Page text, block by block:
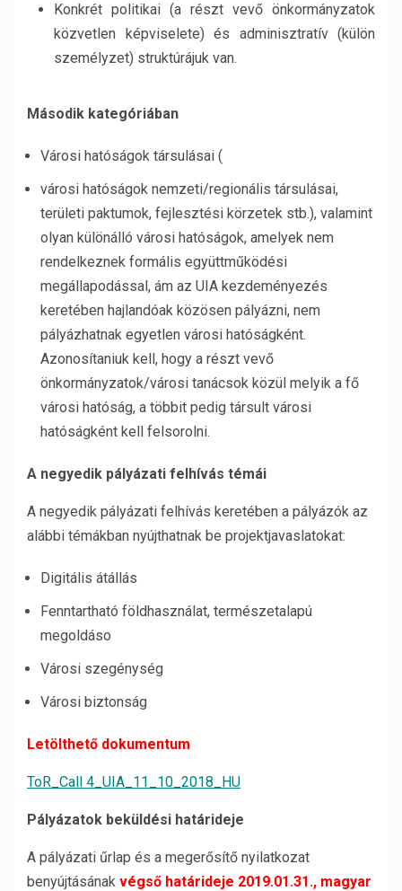
Konkrét politikai (a részt vevő önkormányzatok
közvetlen képviselete) és adminisztratív (külön
személyzet) struktúrájuk van.
Második kategóriában
Városi hatóságok társulásai (
városi hatóságok nemzeti/regionális társulásai,
területi paktumok, fejlesztési körzetek stb.), valamint
olyan különálló városi hatóságok, amelyek nem
rendelkeznek formális együttműködési
megállapodással, ám az UIA kezdeményezés
keretében hajlandóak közösen pályázni, nem
pályázhatnak egyetlen városi hatóságként.
Azonosítaniuk kell, hogy a részt vevő
önkormányzatok/városi tanácsok közül melyik a fő
városi hatóság, a többit pedig társult városi
hatóságként kell felsorolni.
A negyedik pályázati felhívás témái
A negyedik pályázati felhívás keretében a pályázók az
alábbi témákban nyújthatnak be projektjavaslatokat:
Digitális átállás
Fenntartható földhasználat, természetalapú
megoldáso
Városi szegénység
Városi biztonság
Letölthető dokumentum
ToR_Call 4_UIA_11_10_2018_HU
Pályázatok beküldési határideje
A pályázati űrlap és a megerősítő nyilatkozat
benyújtásának végső határideje 2019.01.31., magyar